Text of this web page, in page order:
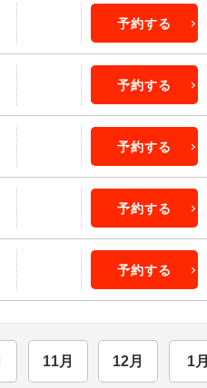
予約する
予約する
予約する
予約する
予約する
11月 12月 1